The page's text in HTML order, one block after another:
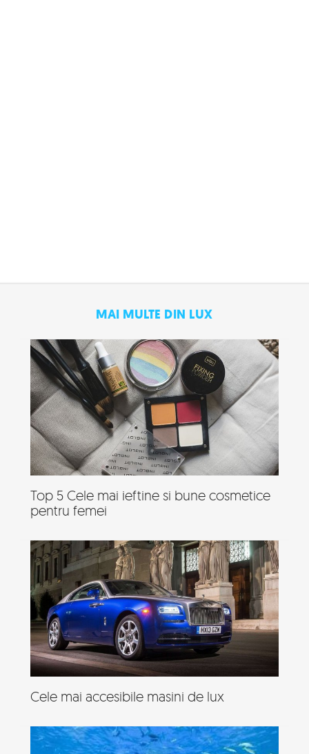
MAI MULTE DIN LUX
Top 5 Cele mai ieftine si bune cosmetice
pentru femei
Cele mai accesibile masini de lux